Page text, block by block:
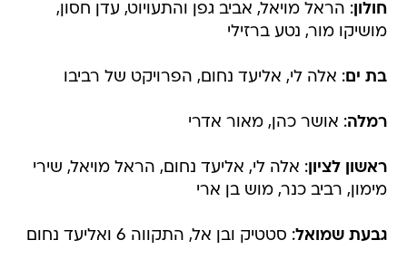
בת ים: אלה לי, אליעד נחום, הפרויקט של רביבו
רמלה: אושר כהן, מאור אדרי
ראשון לציון: אלה לי, אליעד נחום, הראל מויאל, שירי
גבעת שמואל: סטטיק ובן אל, התקווה 6 ואליעד נחום
אור יהודה: ריטה, ליאור נרקיס, סטטיק ובן אל